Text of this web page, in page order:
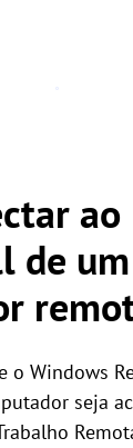
ao
de um
o Windows
seja